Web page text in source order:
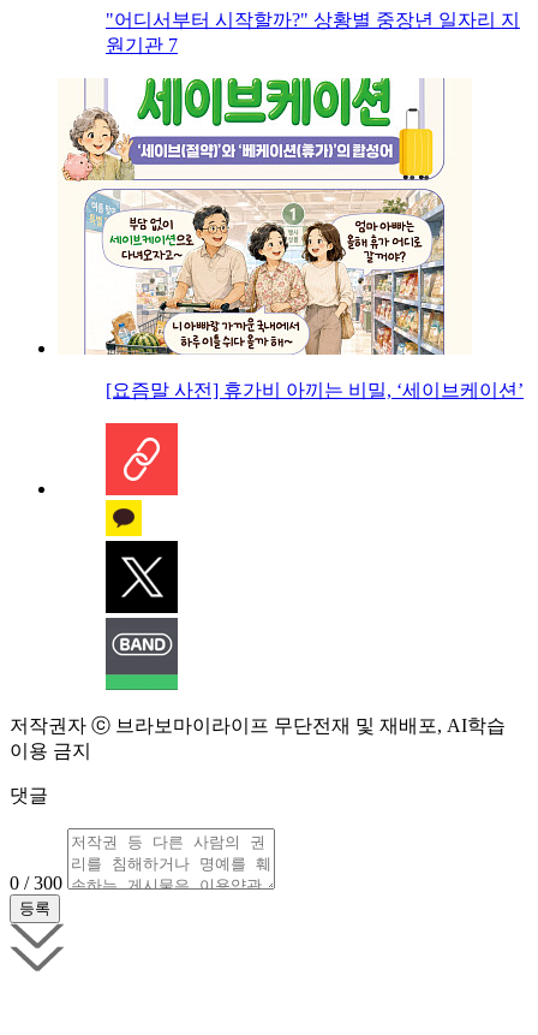
"어디서부터 시작할까?" 상황별 중장년 일자리 지
원기관 7
[요즘말 사전] 휴가비 아끼는 비밀, ‘세이브케이션’
저작권자 ⓒ 브라보마이라이프 무단전재 및 재배포, AI학습
이용 금지
댓글
0 / 300